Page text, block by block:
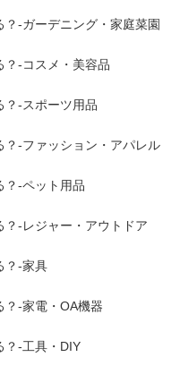
？-ガーデニング・家庭菜園
？-コスメ・美容品
？-スポーツ用品
？-ファッション・アパレル
？-ペット用品
？-レジャー・アウトドア
？-家具
？-家電・OA機器
？-工具・DIY